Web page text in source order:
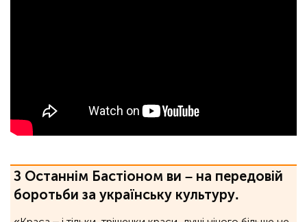
З Останнім Бастіоном ви – на передовій
боротьби за українську культуру.